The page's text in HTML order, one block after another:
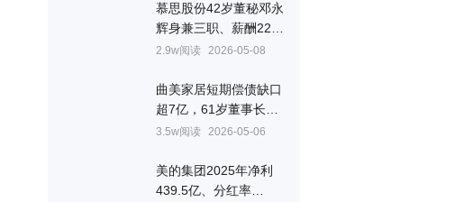
慕思股份42岁董秘邓永
辉身兼三职、薪酬220
万居高管之首
2.9w阅读 2026-05-08
曲美家居短期偿债缺口
超7亿，61岁董事长赵
瑞海薪酬降至78万元
3.5w阅读 2026-05-06
美的集团2025年净利
439.5亿、分红率